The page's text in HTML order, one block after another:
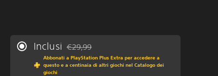
Inclusi Scontato dal prezzo originale di €29,99
€29,99
Abbonati a PlayStation Plus Extra per accedere a
questo e a centinaia di altri giochi nel Catalogo dei
giochi